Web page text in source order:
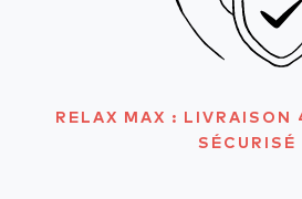
RELAX MAX : LIVRAISON
SÉCURISÉ